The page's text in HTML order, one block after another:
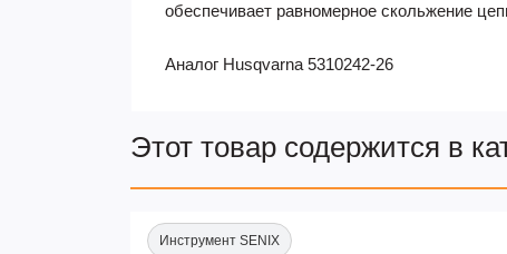
обеспечивает равномерное скольжение
Аналог Husqvarna 5310242-26
Этот товар содержится в
Инструмент SENIX